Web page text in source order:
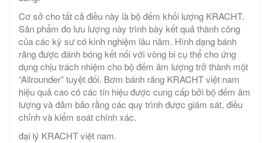
Cơ sở cho tất cả điều này là bộ đếm khối lượng KRACHT.
Sản phẩm đo lưu lượng này trình bày kết quả thành công
của các kỹ sư có kinh nghiệm lâu năm. Hình dạng bánh
răng được đánh bóng kết nối với vòng bi cụ thể cho ứng
dụng chịu trách nhiệm cho bộ đếm âm lượng trở thành một
“Allrounder” tuyệt đối. Bơm bánh răng KRACHT việt nam
hiệu quả cao có các tín hiệu được cung cấp bởi bộ đếm âm
lượng và đảm bảo rằng các quy trình được giám sát, điều
chỉnh và kiểm soát chính xác.
đại lý KRACHT việt nam.